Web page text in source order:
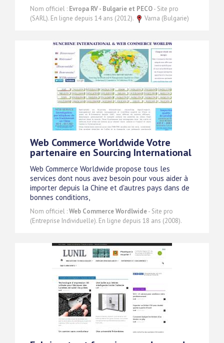
Nom officiel : Evropa RV - Bulgarie et PECO- Site pro
(SARL). En ligne depuis 14 ans (2012).
Varna (Bulgarie)
Web Commerce Worldwide Votre
partenaire en Sourcing International
Web Commerce Worldwide propose tous les
services dont nous avez besoin pour vous aider à
importer depuis la Chine et d'autres pays dans de
bonnes conditions,
Nom officiel :Web Commerce Wordlwide- Site pro
(Entreprise Individuelle). En ligne depuis 18 ans (2008).